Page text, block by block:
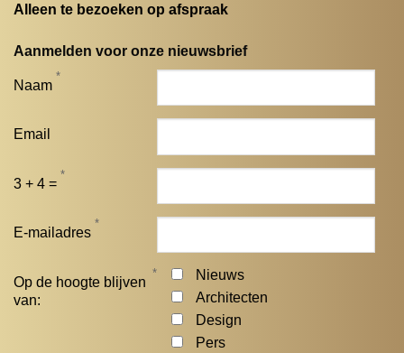
Alleen te bezoeken op afspraak
Aanmelden voor onze nieuwsbrief
Naam
*
Email
3 + 4 =
*
E-mailadres
*
Op de hoogte blijven
van:
*
Nieuws
Architecten
Design
Pers